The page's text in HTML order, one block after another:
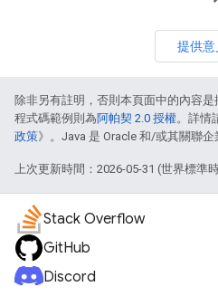
提供意
除非另有註明，否則本頁面中的內容是
程式碼範例則為阿帕契 2.0 授權。詳情
政策》。Java 是 Oracle 和/或其關聯企
上次更新時間：2026-05-31 (世界標準時
Stack Overflow
GitHub
Discord